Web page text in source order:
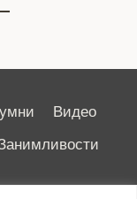
Видео